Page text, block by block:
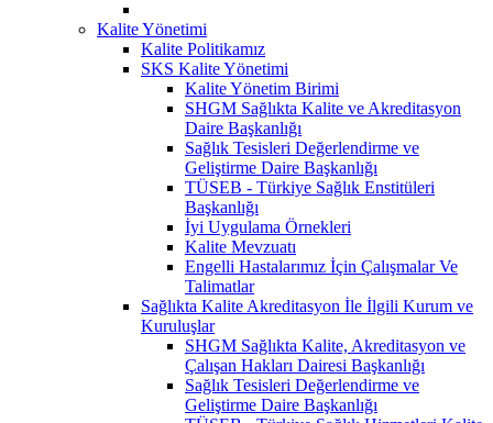
Kalite Yönetimi
Kalite Politikamız
SKS Kalite Yönetimi
Kalite Yönetim Birimi
SHGM Sağlıkta Kalite ve Akreditasyon
Daire Başkanlığı
Sağlık Tesisleri Değerlendirme ve
Geliştirme Daire Başkanlığı
TÜSEB - Türkiye Sağlık Enstitüleri
Başkanlığı
İyi Uygulama Örnekleri
Kalite Mevzuatı
Engelli Hastalarımız İçin Çalışmalar Ve
Talimatlar
Sağlıkta Kalite Akreditasyon İle İlgili Kurum ve
Kuruluşlar
SHGM Sağlıkta Kalite, Akreditasyon ve
Çalışan Hakları Dairesi Başkanlığı
Sağlık Tesisleri Değerlendirme ve
Geliştirme Daire Başkanlığı